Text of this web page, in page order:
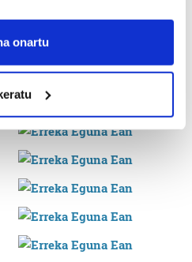
like to:
your geographical
by actively scanning it for
(fingerprinting)
personal data is processed
thedetails section.
datu pertsonalak
zenbakia, besteak beste,
adibidez, iragarki eta eduki
iragarkiak eta edukia
onartu